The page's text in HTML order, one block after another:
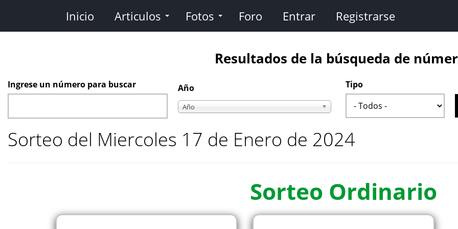
contenido
Inicio Articulos Fotos Foro Entrar Registrarse
Resultados de la búsqueda de
Ingrese un número para buscar
Año
Año
Año
Tipo
Sorteo del Miercoles 17 de Enero de 2024
Sorteo Ordinario